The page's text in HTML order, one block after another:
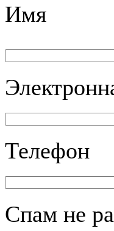
Имя
Телефон
Спам не